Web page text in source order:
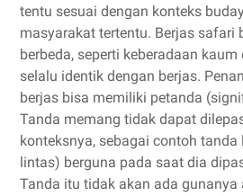
tentu sesuai dengan konteks
masyarakat tertentu. Berjas safari
berbeda, seperti keberadaan
selalu identik dengan berjas.
berjas bisa memiliki petanda
Tanda memang tidak dapat
konteksnya, sebagai contoh
lintas) berguna pada saat dia
Tanda itu tidak akan ada